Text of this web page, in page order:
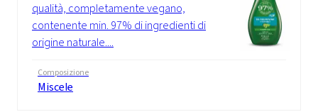
qualità, completamente vegano,
contenente min. 97% di ingredienti di
origine naturale....
Composizione
Miscele